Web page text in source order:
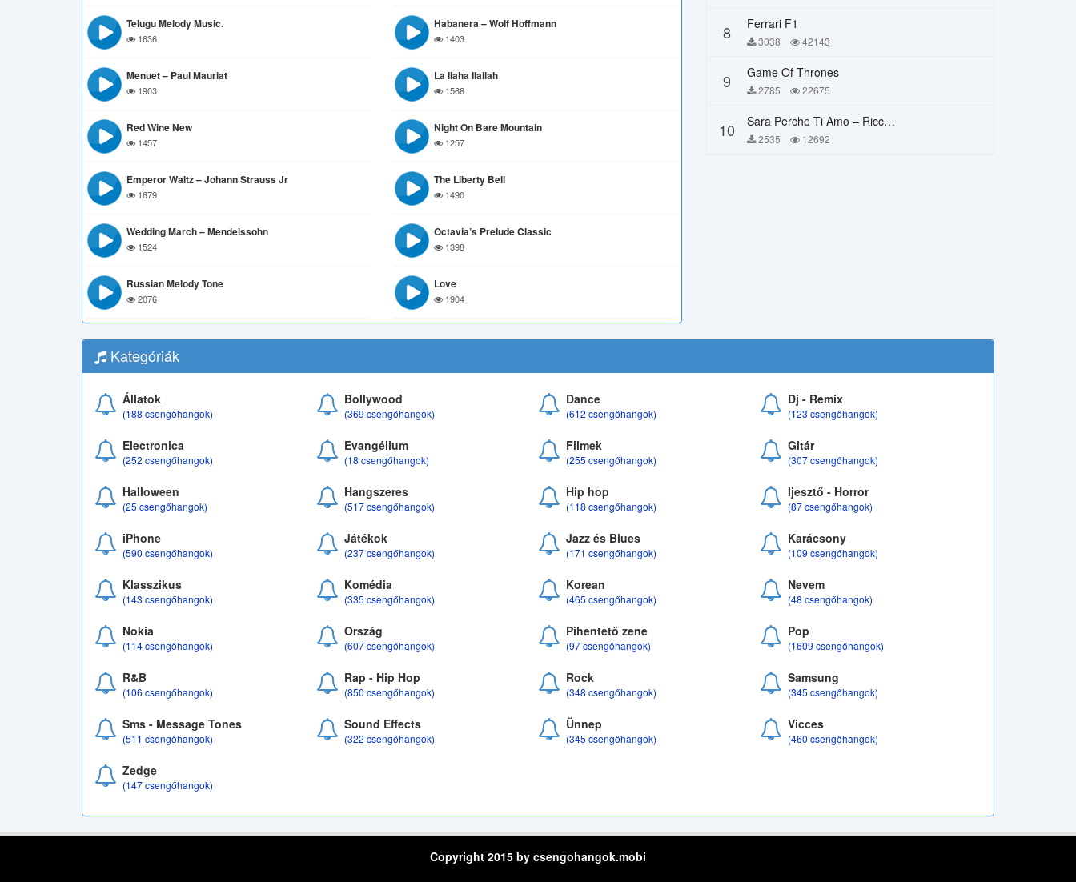
Telugu Melody Music.
1636
Habanera – Wolf Hoffmann
1403
Menuet – Paul Mauriat
1903
La Ilaha Ilallah
1568
Red Wine New
1457
Night On Bare Mountain
1257
Emperor Waltz – Johann Strauss Jr
1679
The Liberty Bell
1490
Wedding March – Mendelssohn
1524
Octavia’s Prelude Classic
1398
Russian Melody Tone
2076
Love
1904
8 Ferrari F1
3038 42143
9 Game Of Thrones
2785 22675
10 Sara Perche Ti Amo – Ricchi E Poveri
2535 12692
Kategóriák
Állatok
(188 csengőhangok)
Bollywood
(369 csengőhangok)
Dance
(612 csengőhangok)
Dj - Remix
(123 csengőhangok)
Electronica
(252 csengőhangok)
Evangélium
(18 csengőhangok)
Filmek
(255 csengőhangok)
Gitár
(307 csengőhangok)
Halloween
(25 csengőhangok)
Hangszeres
(517 csengőhangok)
Hip hop
(118 csengőhangok)
Ijesztő - Horror
(87 csengőhangok)
iPhone
(590 csengőhangok)
Játékok
(237 csengőhangok)
Jazz és Blues
(171 csengőhangok)
Karácsony
(109 csengőhangok)
Klasszikus
(143 csengőhangok)
Komédia
(335 csengőhangok)
Korean
(465 csengőhangok)
Nevem
(48 csengőhangok)
Nokia
(114 csengőhangok)
Ország
(607 csengőhangok)
Pihentető zene
(97 csengőhangok)
Pop
(1609 csengőhangok)
R&B
(106 csengőhangok)
Rap - Hip Hop
(850 csengőhangok)
Rock
(348 csengőhangok)
Samsung
(345 csengőhangok)
Sms - Message Tones
(511 csengőhangok)
Sound Effects
(322 csengőhangok)
Ünnep
(345 csengőhangok)
Vicces
(460 csengőhangok)
Zedge
(147 csengőhangok)
Copyright 2015 by csengohangok.mobi